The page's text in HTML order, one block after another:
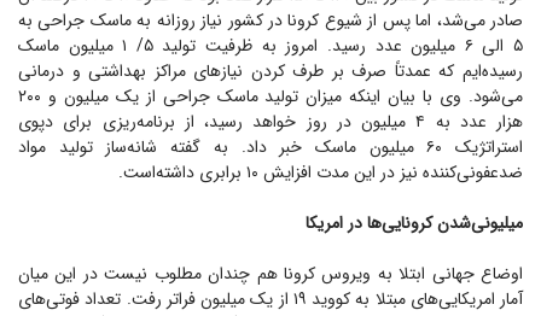
صادر می‌شد، اما پس از شیوع کرونا در کشور نیاز روزانه به ماسک جراحی به
۵ الی ۶ میلیون عدد رسید. امروز به ظرفیت تولید ۵/ ۱ میلیون ماسک
رسیده‌ایم که عمدتاً صرف بر طرف کردن نیاز‌های مراکز بهداشتی و درمانی
می‌شود. وی با بیان اینکه میزان تولید ماسک جراحی از یک میلیون و ۲۰۰
هزار عدد به ۴ میلیون در روز خواهد رسید، از برنامه‌ریزی برای دپوی
استراتژیک ۶۰ میلیون ماسک خبر داد. به گفته شانه‌ساز تولید مواد
ضدعفونی‌کننده نیز در این مدت افزایش ۱۰ برابری داشته‌است.
میلیونی‌شدن کرونایی‌ها در امریکا
اوضاع جهانی ابتلا به ویروس کرونا هم چندان مطلوب نیست در این میان
آمار امریکایی‌های مبتلا به کووید ۱۹ از یک میلیون فراتر رفت. تعداد فوتی‌های